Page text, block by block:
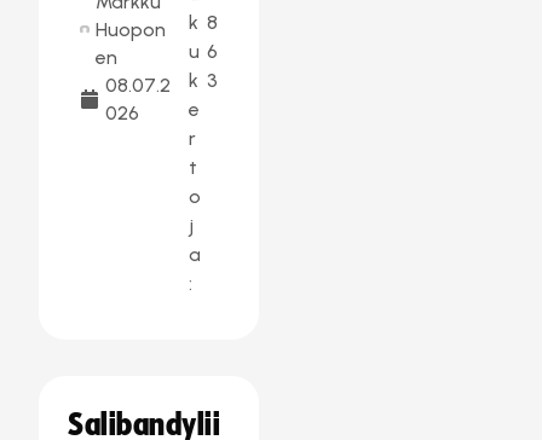
Huopon
en
08.07.2
026
k
u
k
e
r
t
o
j
a
:
8
6
3
Salibandylii